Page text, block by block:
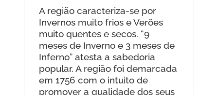
A região caracteriza-se por
Invernos muito frios e Verões
muito quentes e secos. “9
meses de Inverno e 3 meses de
Inferno” atesta a sabedoria
popular. A região foi demarcada
em 1756 com o intuito de
promover a qualidade dos seus